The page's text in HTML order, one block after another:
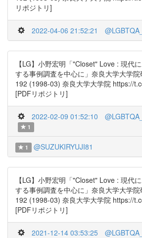
リポジトリ]
2022-04-06 21:52:21
【LG】小野宏明「"Closet" Love : 現代
する事例調査を中心に」奈良大学大学
192 (1998-03) 奈良大学大学院 https://
[PDFリポジトリ]
2022-02-09 01:52:10
1
1 @SUZUKIRYUJI81
【LG】小野宏明「"Closet" Love : 現代
する事例調査を中心に」奈良大学大学
192 (1998-03) 奈良大学大学院 https://
[PDFリポジトリ]
2021-12-14 03:53:25